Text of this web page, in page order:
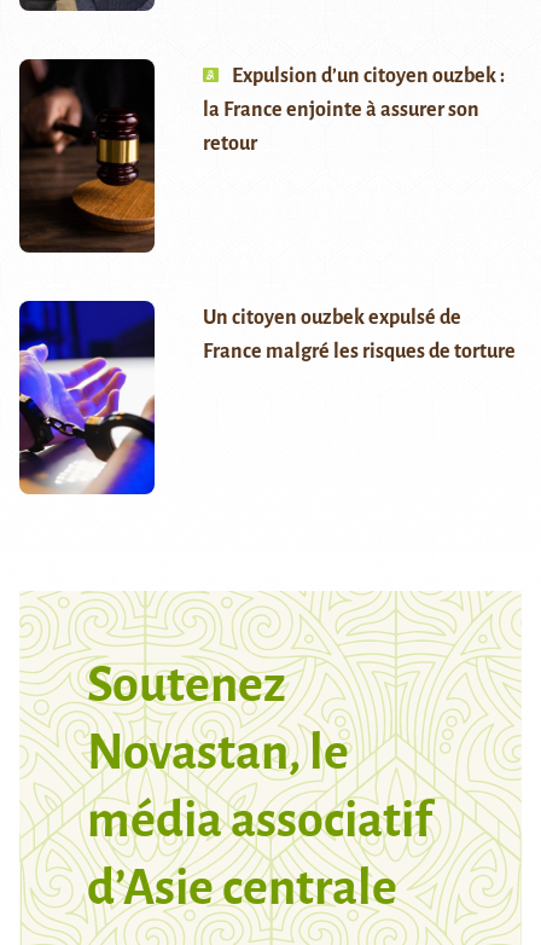
Expulsion d’un citoyen ouzbek :
la France enjointe à assurer son
retour
Un citoyen ouzbek expulsé de
France malgré les risques de torture
Soutenez
Novastan, le
média associatif
d’Asie centrale